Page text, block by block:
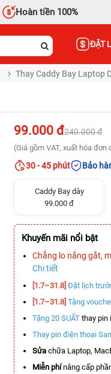
Hoàn tiền 100%
ĐẶT
Thay Caddy Bay Laptop
99.000 đ240.000 đ
(Giá gồm VAT, xuất hóa
30 - 45 phút Bảo
Caddy Bay dày
99.000 đ
Khuyến mãi nổi bật
Chẳng lo nắng gắt,
Chi tiết
[1.7–31.8] Đặt lịch
[1.7–31.8] Tặng
Tặng 20 SUẤT thay pin
Thay pin điện thoại
Sửa chữa Laptop,
Miễn phínâng cấp